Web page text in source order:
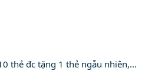
thẻ đc tặng 1 thẻ ngẫu nhiên,...